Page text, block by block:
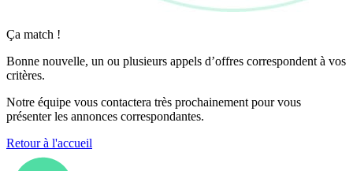
Ça match !
Bonne nouvelle, un ou plusieurs appels d’offres correspondent à vos
critères.
Notre équipe vous contactera très prochainement pour vous
présenter les annonces correspondantes.
Retour à l'accueil